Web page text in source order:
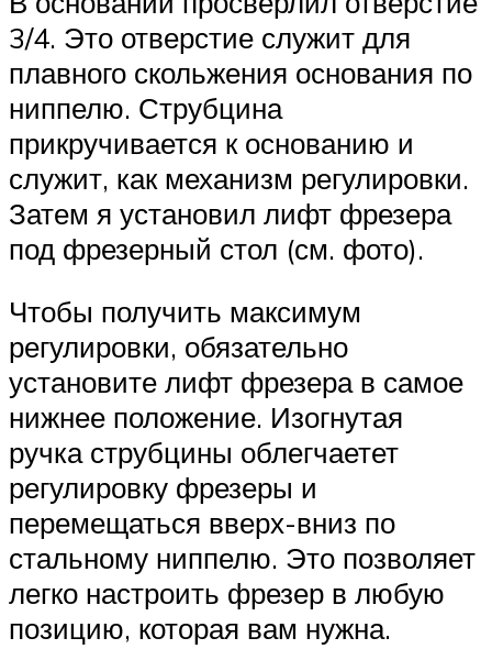
3/4. Это отверстие служит для
плавного скольжения основания по
ниппелю. Струбцина
прикручивается к основанию и
служит, как механизм регулировки.
Затем я установил лифт фрезера
под фрезерный стол (см. фото).
Чтобы получить максимум
регулировки, обязательно
установите лифт фрезера в самое
нижнее положение. Изогнутая
ручка струбцины облегчаетет
регулировку фрезеры и
перемещаться вверх-вниз по
стальному ниппелю. Это позволяет
легко настроить фрезер в любую
позицию, которая вам нужна.